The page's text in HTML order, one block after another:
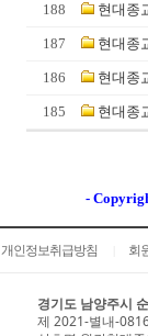
188 현대종
187 현대종
186 현대종
185 현대종
-
개인정보취급방침 회
경기도 남양주시
제 2021-별내-